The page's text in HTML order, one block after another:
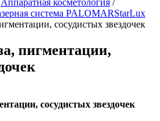
Аппаратная косметология /
система PALOMARStarLux
сосудистых звездочек
пигментации,
сосудистых звездочек